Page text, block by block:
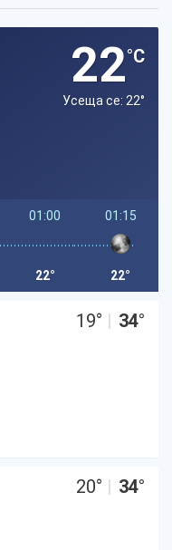
22°C
Усеща се: 22°
01:00
22°
01:15
22°
19° | 34°
20° | 34°